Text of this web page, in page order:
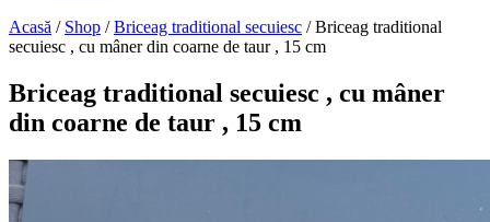
Acasă / Shop /Briceag traditional secuiesc / Briceag traditional
secuiesc , cu mâner din coarne de taur , 15 cm
Briceag traditional secuiesc , cu mâner
din coarne de taur , 15 cm